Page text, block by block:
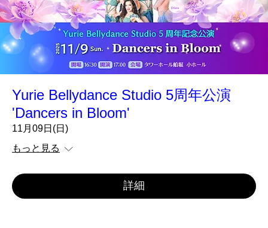
Yurie Bellydance Studio 5周年公演
'Dancers in Bloom'
11月09日(日)
もっと見る
詳細